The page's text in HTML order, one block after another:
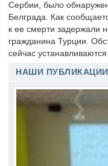
Сербии, было
Белграда. Как
к ее смерти задержали
гражданина Турции.
сейчас устанавливаются.
НАШИ ПУБЛИКАЦИИ